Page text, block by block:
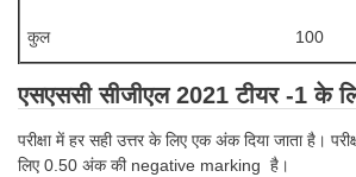
SSC Exam Vacancies
कुल 100
एसएससी सीजीएल 2021 टीयर -1 के
परीक्षा में हर सही उत्तर के लिए एक अंक दिया जाता है।
लिए 0.50 अंक की negative marking है।